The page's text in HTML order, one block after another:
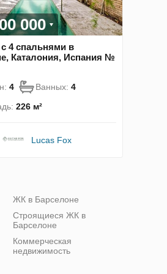
000
с 4 спальнями в
Каталония, Испания №
4 Ванных: 4
226 м²
Lucas Fox
ЖК в Барселоне
Строящиеся ЖК в
Барселоне
Коммерческая
недвижимость